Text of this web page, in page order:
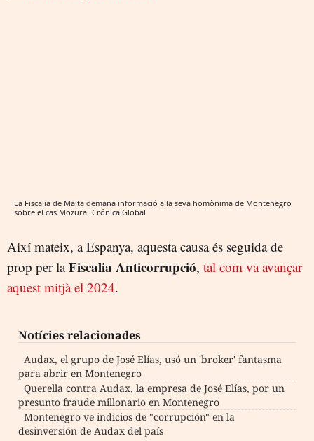
La Fiscalia de Malta demana informació a la seva homònima de Montenegro
sobre el cas Mozura Crónica Global
Així mateix, a Espanya, aquesta causa és seguida de
prop per laFiscalia Anticorrupció, tal com va avançar
aquest mitjà el 2024.
Notícies relacionades
Audax, el grupo de José Elías, usó un 'broker' fantasma
para abrir en Montenegro
Querella contra Audax, la empresa de José Elías, por un
presunto fraude millonario en Montenegro
Montenegro ve indicios de "corrupción" en la
desinversión de Audax del país